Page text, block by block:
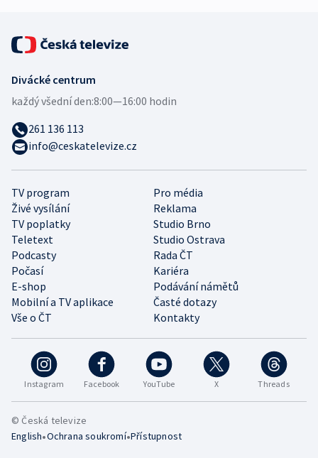
Instagram Facebook YouTube X Threads
TV program
Pro média
Živé vysílání
Reklama
TV poplatky
Studio Brno
Teletext
Studio Ostrava
Podcasty
Rada ČT
Počasí
Kariéra
E-shop
Podávání námětů
Mobilní a TV aplikace
Časté dotazy
Vše o ČT
Kontakty
Divácké centrum
každý všední den:8:00—16:00 hodin
261 136 113
info@ceskatelevize.cz
© Česká televize
English•Ochrana soukromí•Přístupnost